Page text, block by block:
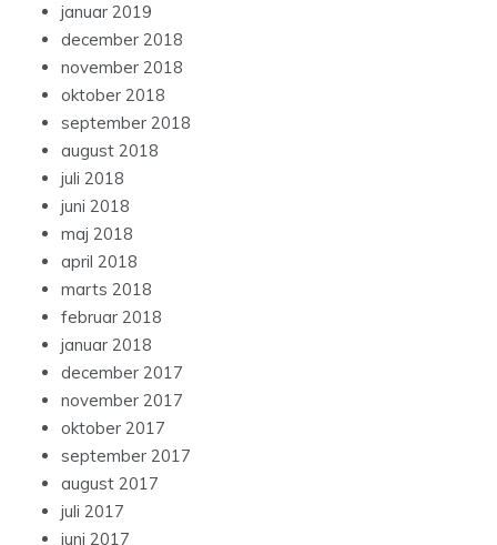
januar 2019
december 2018
november 2018
oktober 2018
september 2018
august 2018
juli 2018
juni 2018
maj 2018
april 2018
marts 2018
februar 2018
januar 2018
december 2017
november 2017
oktober 2017
september 2017
august 2017
juli 2017
juni 2017